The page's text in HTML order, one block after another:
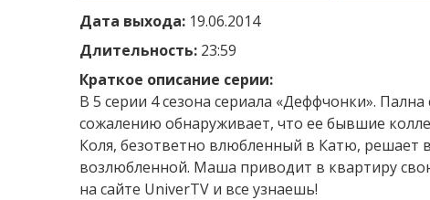
Дата выхода: 19.06.2014
Длительность: 23:59
Краткое описание серии:
В 5 серии 4 сезона сериала «Деффчонки».
сожалению обнаруживает, что ее бывшие
Коля, безответно влюбленный в Катю, решает
возлюбленной. Маша приводит в квартиру
на сайте UniverTV и все узнаешь!